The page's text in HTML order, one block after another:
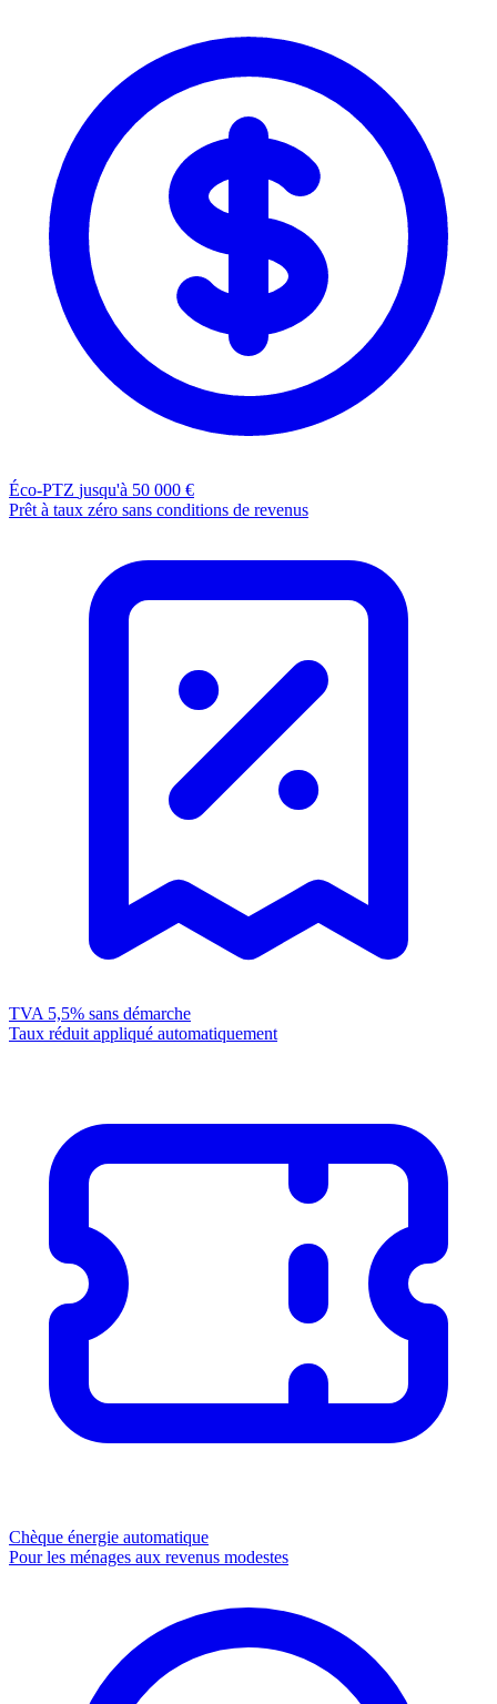
Éco-PTZ jusqu'à 50 000 €
Prêt à taux zéro sans conditions de revenus
TVA 5,5% sans démarche
Taux réduit appliqué automatiquement
Chèque énergie automatique
Pour les ménages aux revenus modestes